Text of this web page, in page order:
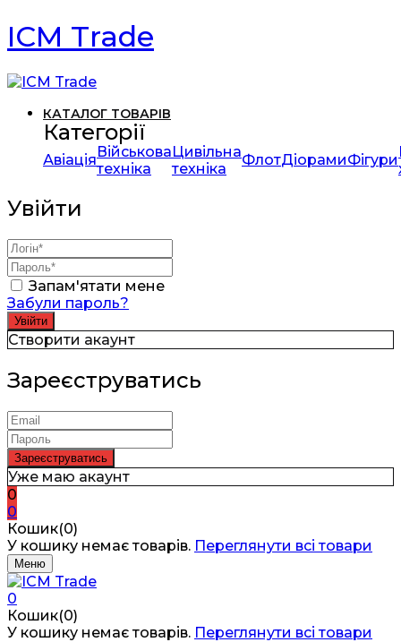
ICM Trade
КАТАЛОГ ТОВАРІВ
Категорії
АвіаціяВійськова
техніка
Цивільна
техніка
ФлотДіорамиФігури
Увійти
Запам'ятати мене
Забули пароль?
Створити акаунт
Зареєструватись
Уже маю акаунт
0
0
Кошик(0)
У кошику немає товарів. Переглянути всі товари
Меню
0
Кошик(0)
У кошику немає товарів. Переглянути всі товари